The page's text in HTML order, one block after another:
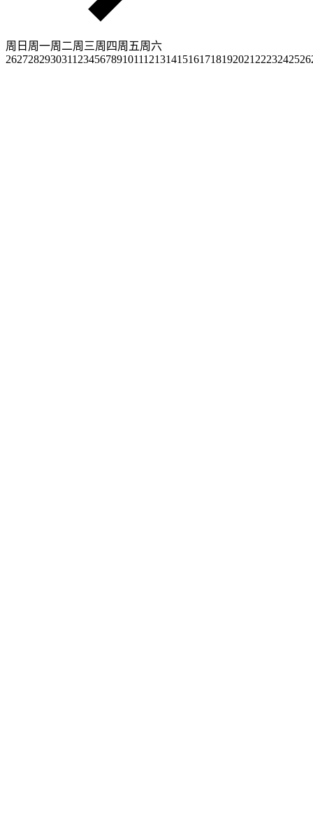
周日 周一周二周三周四周五周六
2627282930311 23456789101112131415161718192021 2223242526